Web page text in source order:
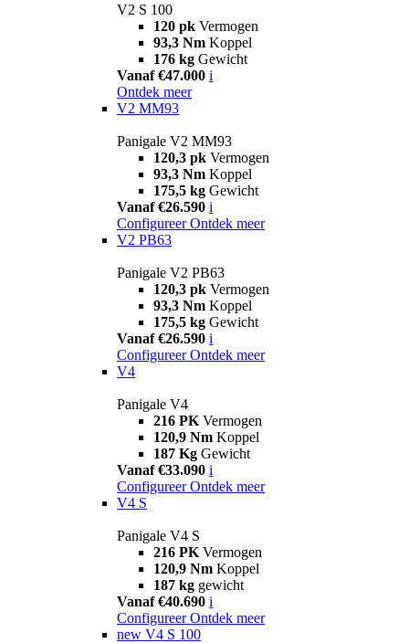
V2 S 100
120 pk Vermogen
93,3 Nm Koppel
176 kg Gewicht
Vanaf €47.000 i
Ontdek meer
V2 MM93
Panigale V2 MM93
120,3 pk Vermogen
93,3 Nm Koppel
175,5 kg Gewicht
Vanaf €26.590 i
Configureer Ontdek meer
V2 PB63
Panigale V2 PB63
120,3 pk Vermogen
93,3 Nm Koppel
175,5 kg Gewicht
Vanaf €26.590 i
Configureer Ontdek meer
V4
Panigale V4
216 PK Vermogen
120,9 Nm Koppel
187 Kg Gewicht
Vanaf €33.090 i
Configureer Ontdek meer
V4 S
Panigale V4 S
216 PK Vermogen
120,9 Nm Koppel
187 kg gewicht
Vanaf €40.690 i
Configureer Ontdek meer
new V4 S 100